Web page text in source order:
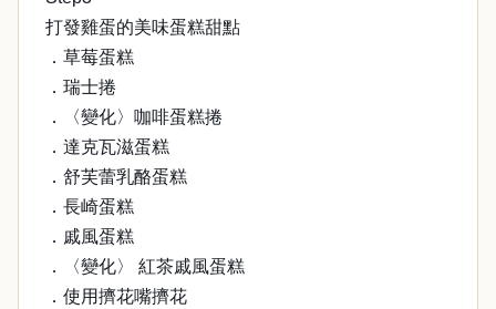
打發雞蛋的美味蛋糕甜點
．草莓蛋糕
．瑞士捲
．〈變化〉咖啡蛋糕捲
．達克瓦滋蛋糕
．舒芙蕾乳酪蛋糕
．長崎蛋糕
．戚風蛋糕
．〈變化〉 紅茶戚風蛋糕
．使用擠花嘴擠花